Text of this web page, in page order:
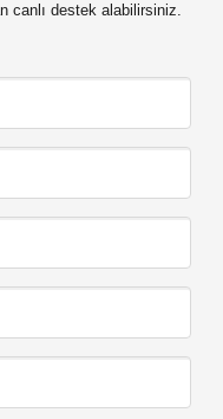
canlı destek alabilirsiniz.